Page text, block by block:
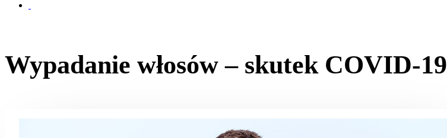
Wypadanie włosów – skutek COVID-19